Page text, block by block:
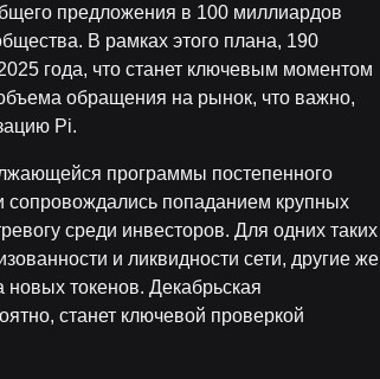
предложения в 100 миллиардов
В рамках этого плана, 190
года, что станет ключевым моментом
обращения на рынок, что важно,
Pi.
программы постепенного
попаданием крупных
среди инвесторов. Для одних таких
и ликвидности сети, другие же
токенов. Декабрьская
станет ключевой проверкой